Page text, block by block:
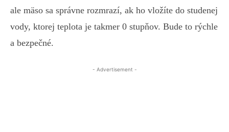
ale mäso sa správne rozmrazí, ak ho vložíte do studenej
vody, ktorej teplota je takmer 0 stupňov. Bude to rýchle
a bezpečné.
- Advertisement -